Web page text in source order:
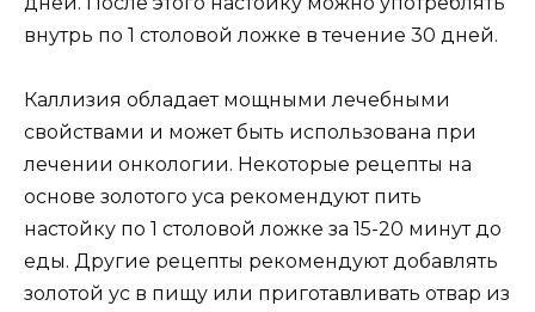
внутрь по 1 столовой ложке в течение 30 дней.
Каллизия обладает мощными лечебными
свойствами и может быть использована при
лечении онкологии. Некоторые рецепты на
основе золотого уса рекомендуют пить
настойку по 1 столовой ложке за 15-20 минут до
еды. Другие рецепты рекомендуют добавлять
золотой ус в пищу или приготавливать отвар из